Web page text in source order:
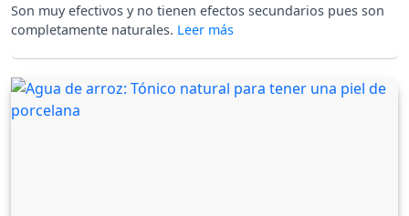
Son muy efectivos y no tienen efectos secundarios pues son
completamente naturales.